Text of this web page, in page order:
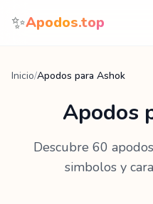
Saltar al contenido
✨Apodos.top
Inicio/Apodos para Ashok
Apodos
Descubre 60
simbolos y